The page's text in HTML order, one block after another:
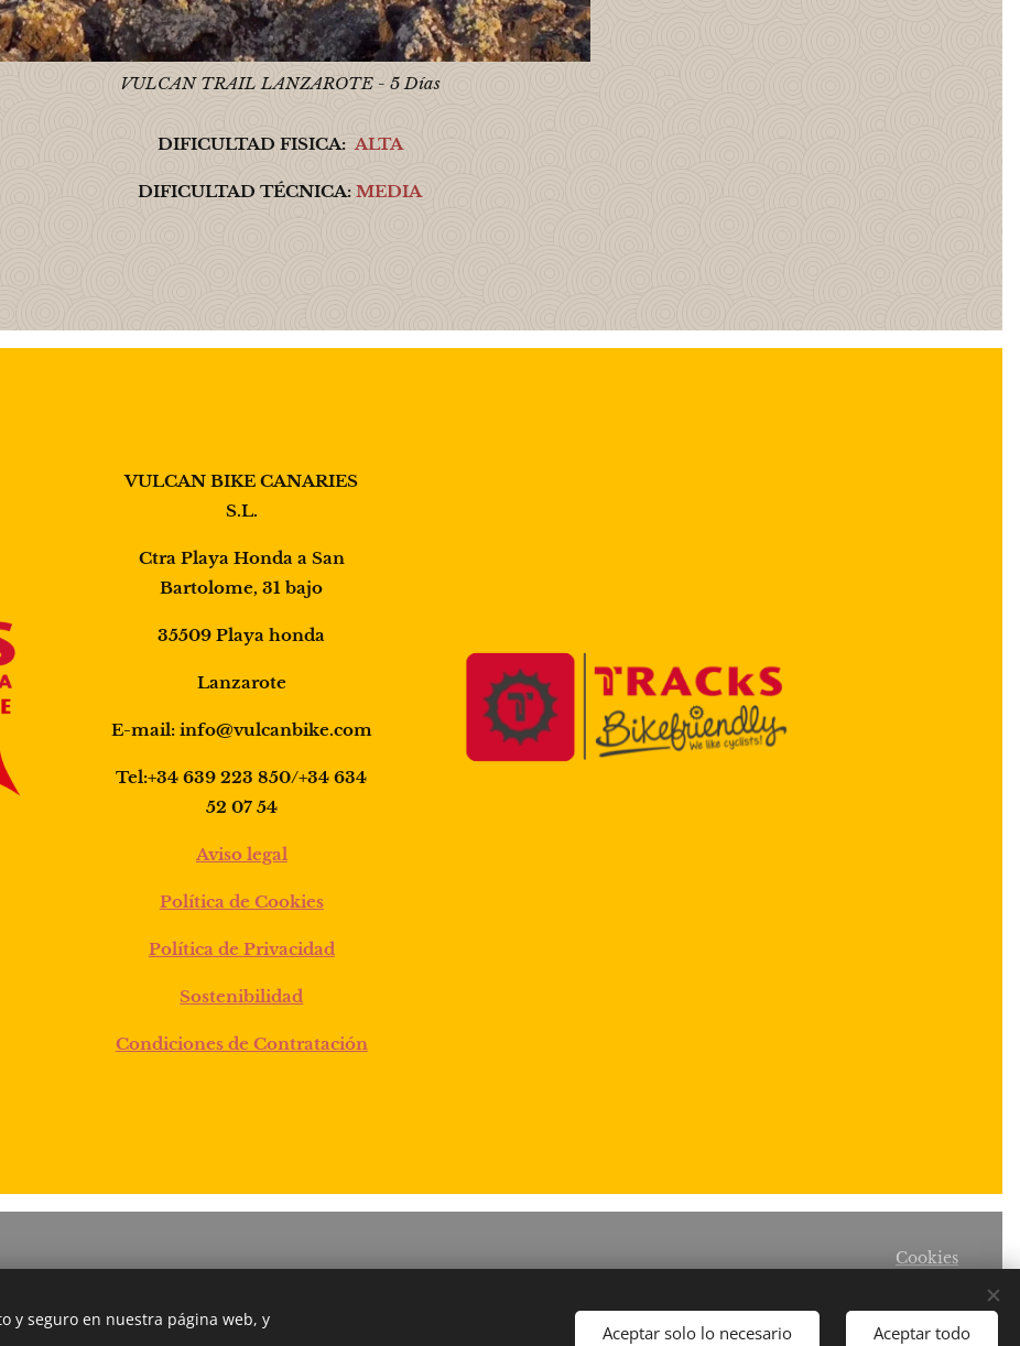
VULCAN TRAIL LANZAROTE - 5 Días
DIFICULTAD FISICA:ALTA
DIFICULTAD TÉCNICA: MEDIA
VULCAN BIKE CANARIES
S.L.
Ctra Playa Honda a San
Bartolome, 31 bajo
35509 Playa honda
Lanzarote
E-mail: info@vulcanbike.com
Tel:+34 639 223 850/+34 634
52 07 54
Aviso legal
Política de Cookies
Política de Privacidad
Sostenibilidad
Condiciones de Contratación
Cookies
y seguro en nuestra página web, y
Aceptar solo lo necesario Aceptar todo